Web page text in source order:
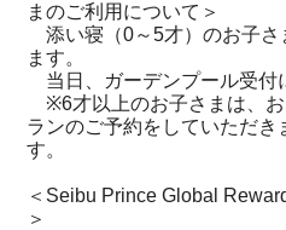
まのご利用について＞
添い寝（0～5才）のお子さ
ます。
当日、ガーデンプール受付
※6才以上のお子さまは、
ランのご予約をしていただき
す。
＜Seibu Prince Global
＞